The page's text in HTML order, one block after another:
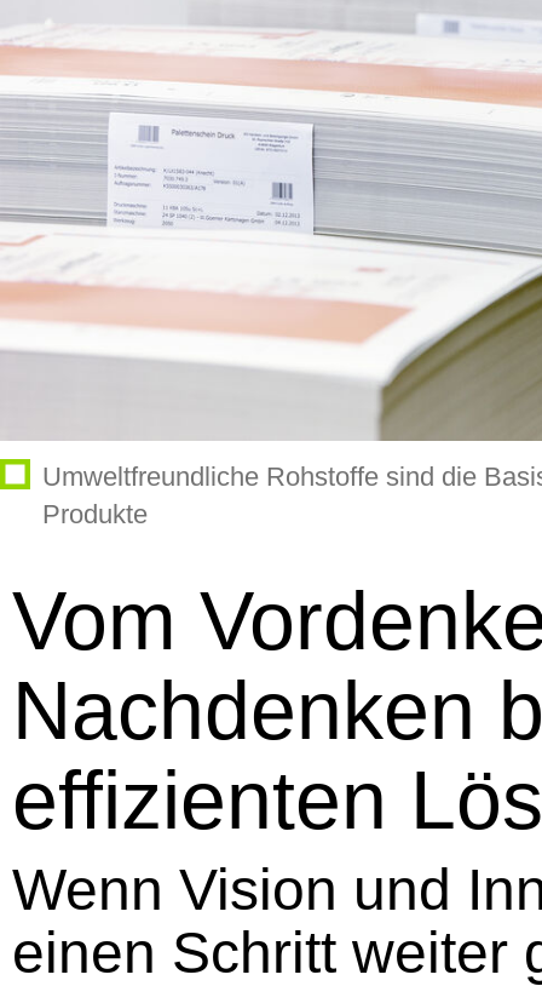
Umweltfreundliche Rohstoffe sind die
Produkte
Vom
Nachdenken
effizienten
Wenn Vision und
einen Schritt weiter